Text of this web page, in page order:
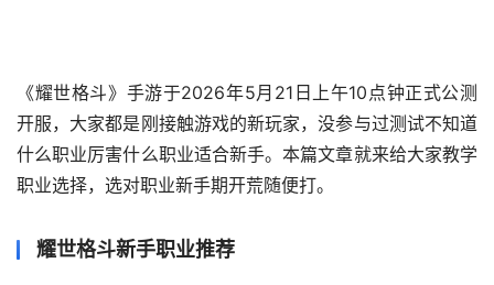
《耀世格斗》手游于2026年5月21日上午10点钟正式公测
开服，大家都是刚接触游戏的新玩家，没参与过测试不知道
什么职业厉害什么职业适合新手。本篇文章就来给大家教学
职业选择，选对职业新手期开荒随便打。
耀世格斗新手职业推荐